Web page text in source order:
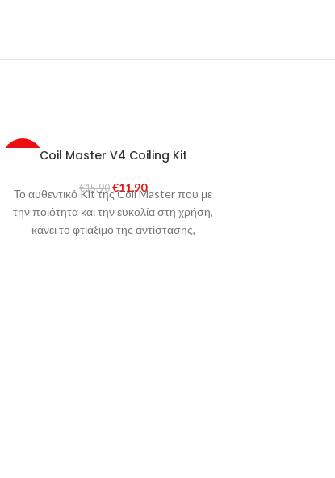
SOLD
Coil Master V4 Coiling Kit
€15,90 €11,90
Το αυθεντικό Kit της Coil Master που με
την ποιότητα και την ευκολία στη χρήση,
κάνει το φτιάξιμο της αντίστασης,